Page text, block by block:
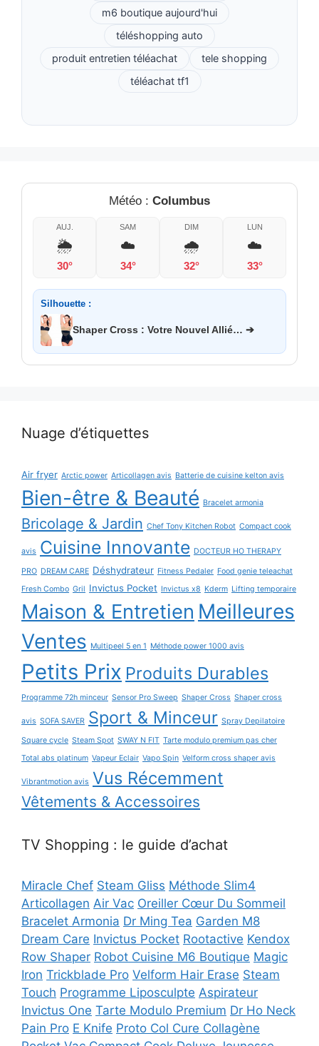
m6 boutique aujourd'hui
téléshopping auto
produit entretien téléachat
tele shopping
téléachat tf1
Météo : Columbus
AUJ.
🌦️
30°
SAM
☁️
34°
DIM
🌧️
32°
LUN
☁️
33°
Silhouette :
Shaper Cross : Votre Nouvel Allié… ➔
Nuage d’étiquettes
Air fryer Arctic power Articollagen avis Batterie de cuisine kelton avis
Bien-être & Beauté Bracelet armonia
Bricolage & Jardin Chef Tony Kitchen Robot Compact cook
avis Cuisine Innovante DOCTEUR HO THERAPY
PRO DREAM CARE Déshydrateur Fitness Pedaler Food genie teleachat
Fresh Combo Gril Invictus Pocket Invictus x8 Kderm Lifting temporaire
Maison & Entretien Meilleures
Ventes Multipeel 5 en 1 Méthode power 1000 avis
Petits Prix Produits Durables
Programme 72h minceur Sensor Pro Sweep Shaper Cross Shaper cross
avis SOFA SAVER Sport & Minceur Spray Depilatoire
Square cycle Steam Spot SWAY N FIT Tarte modulo premium pas cher
Total abs platinum Vapeur Eclair Vapo Spin Velform cross shaper avis
Vibrantmotion avis Vus Récemment
Vêtements & Accessoires
TV Shopping : le guide d’achat
Miracle Chef Steam Gliss Méthode Slim4
Articollagen Air Vac Oreiller Cœur Du Sommeil
Bracelet Armonia Dr Ming Tea Garden M8
Dream Care Invictus Pocket Rootactive Kendox
Row Shaper Robot Cuisine M6 Boutique Magic
Iron Trickblade Pro Velform Hair Erase Steam
Touch Programme Liposculpte Aspirateur
Invictus One Tarte Modulo Premium Dr Ho Neck
Pain Pro E Knife Proto Col Cure Collagène